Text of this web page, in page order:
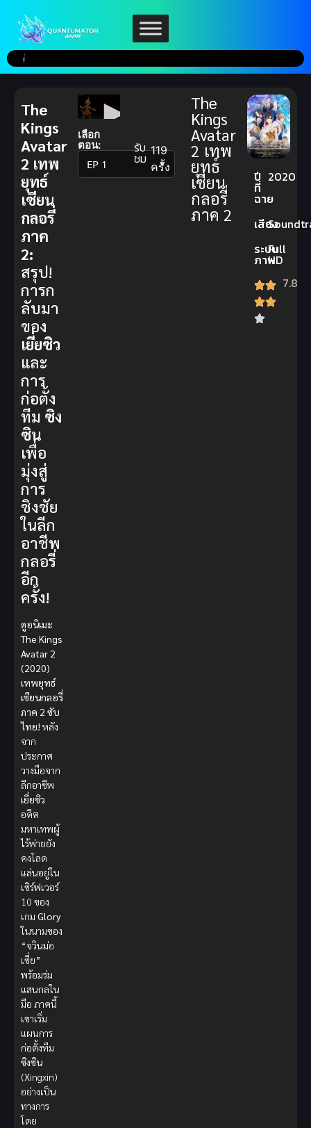
เลือก
ตอน:
▼
รับ
ชม 119
ครั้ง
The
Kings
Avatar
2 เทพ
ยุทธ์
เซียน
กลอรี่
ภาค 2
ปี
ที่
ฉาย
2020
เสียง
ระบบ
ภาพ
Full
HD
7.8
The
Kings
Avatar
2 เทพ
ยุทธ์
เซียน
กลอรี่
ภาค
2:
สรุป!
การก
ลับมา
ของ
เยี่ยซิว
และ
การ
ก่อตั้ง
ทีม ซิง
ซิน
เพื่อ
มุ่งสู่
การ
ชิงชัย
ในลีก
อาชีพ
กลอรี่
อีก
ครั้ง!
ดูอนิเมะ
The Kings
Avatar 2
(2020)
เทพยุทธ์
เซียนกลอรี่
ภาค 2 ซับ
ไทย! หลัง
จาก
ประกาศ
วางมือจาก
ลีกอาชีพ
เยี่ยซิว
อดีต
มหาเทพผู้
ไร้พ่ายยัง
คงโลด
แล่นอยู่ใน
เซิร์ฟเวอร์
10 ของ
เกม Glory
ในนามของ
“จวินม่อ
เซี่ย”
พร้อมร่ม
แสนกลใน
มือ ภาคนี้
เขาเริ่ม
แผนการ
ก่อตั้งทีม
ซิงซิน
(Xingxin)
อย่างเป็น
ทางการ
โดย